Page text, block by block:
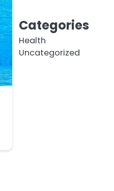
Categories
Health
Uncategorized